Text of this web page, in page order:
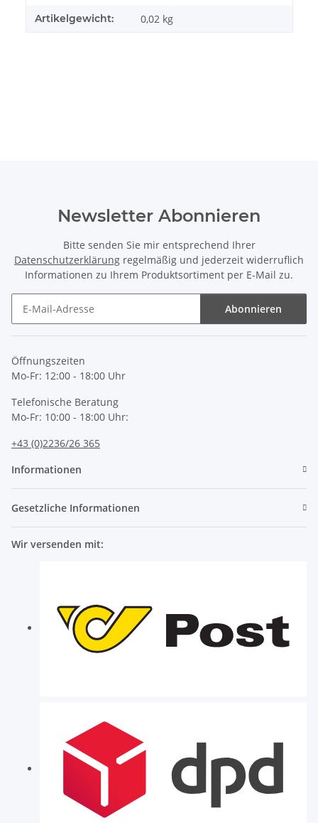
Artikelgewicht: 0,02 kg
Newsletter Abonnieren
Bitte senden Sie mir entsprechend Ihrer
Datenschutzerklärung regelmäßig und jederzeit widerruflich
Informationen zu Ihrem Produktsortiment per E-Mail zu.
Abonnieren
Öffnungszeiten
Mo-Fr: 12:00 - 18:00 Uhr
Telefonische Beratung
Mo-Fr: 10:00 - 18:00 Uhr:
+43 (0)2236/26 365
Informationen
Gesetzliche Informationen
Wir versenden mit: